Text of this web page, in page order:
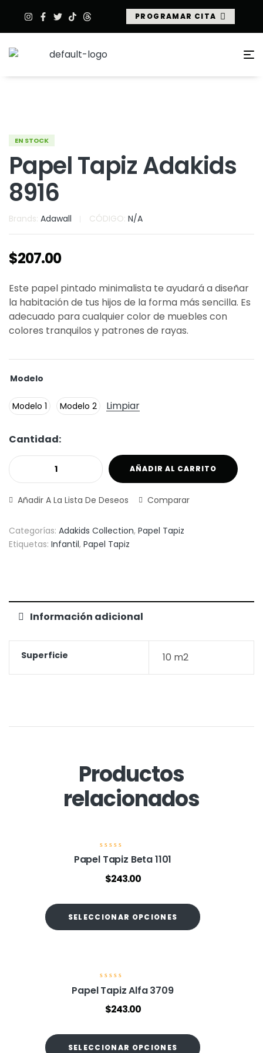
PROGRAMAR CITA
EN STOCK
Papel Tapiz Adakids
8916
Brands: Adawall CÓDIGO: N/A
$207.00
Este papel pintado minimalista te ayudará a diseñar
la habitación de tus hijos de la forma más sencilla. Es
adecuado para cualquier color de muebles con
colores tranquilos y patrones de rayas.
Modelo
Modelo 1 Modelo 2 Limpiar
Cantidad:
AÑADIR AL CARRITO
Añadir A La Lista De Deseos Comparar
Categorías: Adakids Collection, Papel Tapiz
Etiquetas: Infantil, Papel Tapiz
Información adicional
Superficie 10 m2
Productos
relacionados
V
a
d
o
e
n
Papel Tapiz Beta 1101
$243.00
SELECCIONAR OPCIONES
V
d
o
e
Papel Tapiz Alfa 3709
$243.00
SELECCIONAR OPCIONES